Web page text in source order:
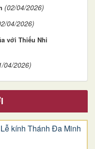
(02/04/2026)
04/2026)
với Thiếu Nhi
04/2026)
kính Thánh Đa Minh